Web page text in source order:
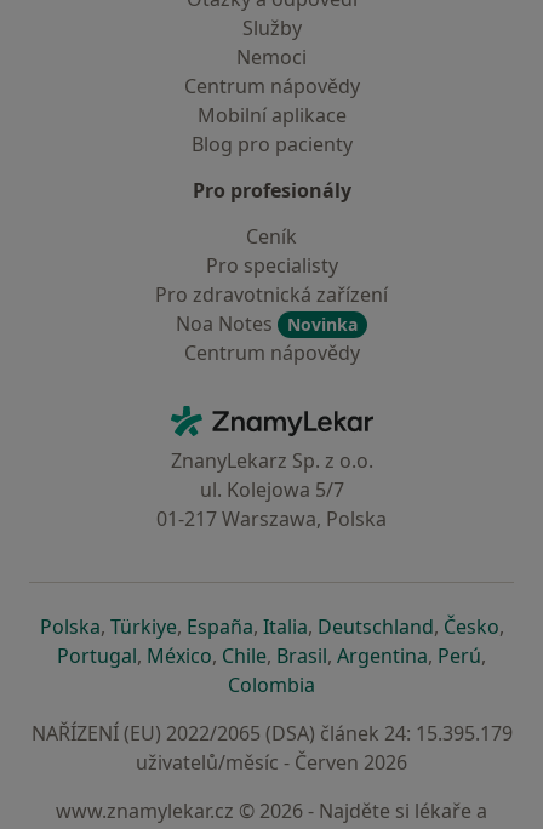
Služby
Nemoci
Centrum nápovědy
Mobilní aplikace
Blog pro pacienty
Pro profesionály
Ceník
Pro specialisty
Pro zdravotnická zařízení
Noa Notes
Novinka
Centrum nápovědy
ZnamyLekar - Hlavní stránka
ZnanyLekarz Sp. z o.o.
ul. Kolejowa 5/7
01-217 Warszawa, Polska
Polskase otevře v nové záložce
, Türkiyese otevře v nové záložce
, Españase otevře v nové záložce
, Italiase otevře v nové záložce
, Deutschlandse otevře v
, Českose
,
Portugalse otevře v nové záložce
, Méxicose otevře v nové záložce
, Chilese otevře v nové záložce
, Brasilse otevře v nové
, Argentinase otevře v
, Perúse
,
Colombia
NAŘÍZENÍ (EU) 2022/2065 (DSA) článek 24: 15.395.179
uživatelů/měsíc - Červen 2026
www.znamylekar.cz © 2026 - Najděte si lékaře a